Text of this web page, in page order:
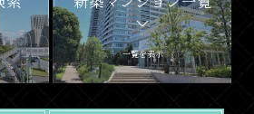
一覧を表示